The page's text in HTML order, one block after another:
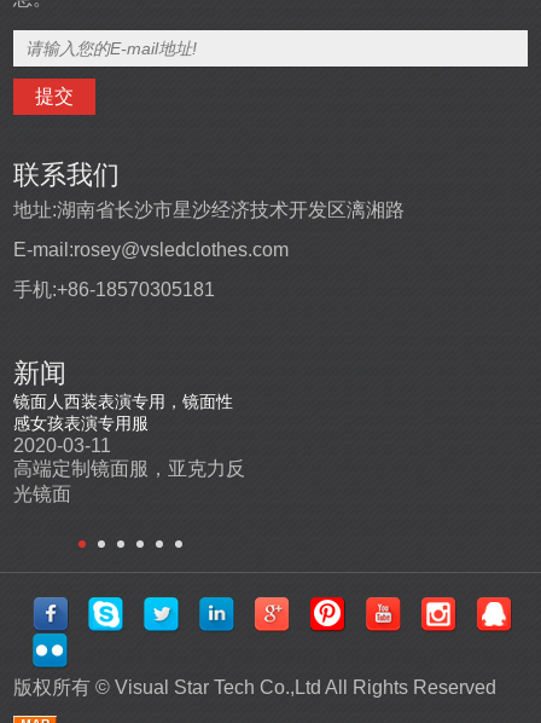
联系我们
地址:湖南省长沙市星沙经济技术开发区漓湘路
E-mail:rosey@vsledclothes.com
手机:+86-18570305181
新闻
镜面人西装表演专用，镜面性
感女孩表演专用服
2020-03-11
高端定制镜面服，亚克力反
光镜面
版权所有 ©Visual Star Tech Co.,Ltd All Rights Reserved